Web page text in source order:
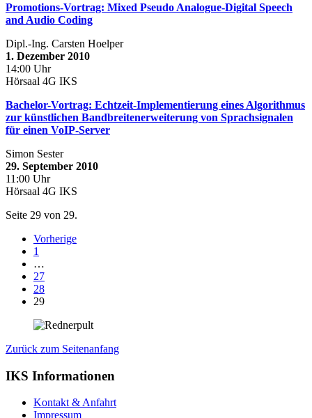
Promotions-Vortrag: Mixed Pseudo Analogue-Digital Speech
and Audio Coding
Dipl.-Ing. Carsten Hoelper
1. Dezember 2010
14:00 Uhr
Hörsaal 4G IKS
Bachelor-Vortrag: Echtzeit-Implementierung eines Algorithmus
zur künstlichen Bandbreitenerweiterung von Sprachsignalen
für einen VoIP-Server
Simon Sester
29. September 2010
11:00 Uhr
Hörsaal 4G IKS
Seite 29 von 29.
Vorherige
1
…
27
28
29
Zurück zum Seitenanfang
IKS Informationen
Kontakt & Anfahrt
Impressum